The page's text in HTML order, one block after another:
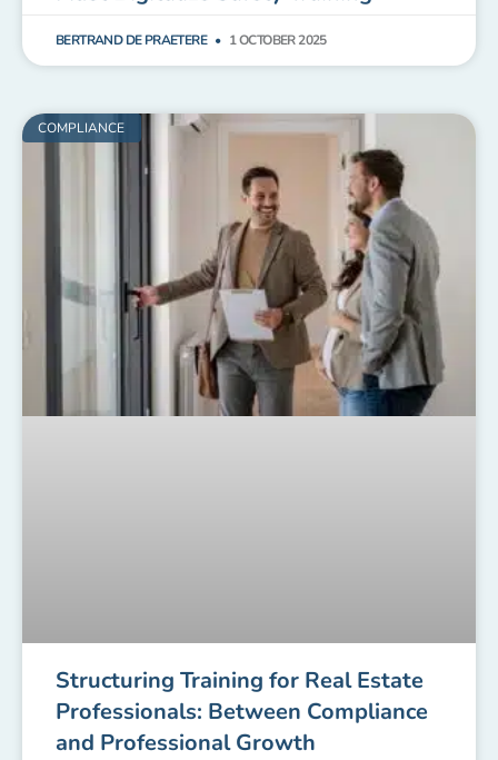
BERTRAND DE PRAETERE 1 OCTOBER 2025
COMPLIANCE
Structuring Training for Real Estate
Professionals: Between Compliance
and Professional Growth